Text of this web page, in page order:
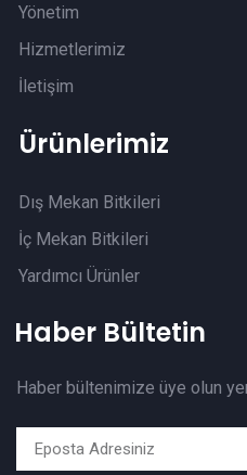
Yönetim
Hizmetlerimiz
İletişim
Ürünlerimiz
Dış Mekan Bitkileri
İç Mekan Bitkileri
Yardımcı Ürünler
Haber Bültetin
Haber bültenimize üye olun